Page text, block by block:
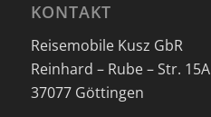
KONTAKT
Reisemobile Kusz GbR
Reinhard – Rube – Str. 15A
37077 Göttingen